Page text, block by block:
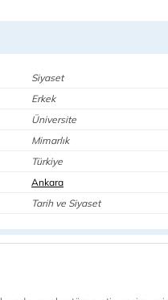
Siyaset
Erkek
Üniversite
Mimarlık
Türkiye
Ankara
Tarih ve Siyaset